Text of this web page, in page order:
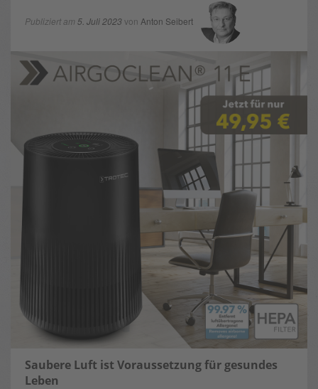
Publiziert am 5. Juli 2023von Anton Seibert
Saubere Luft ist Voraussetzung für gesundes
Leben